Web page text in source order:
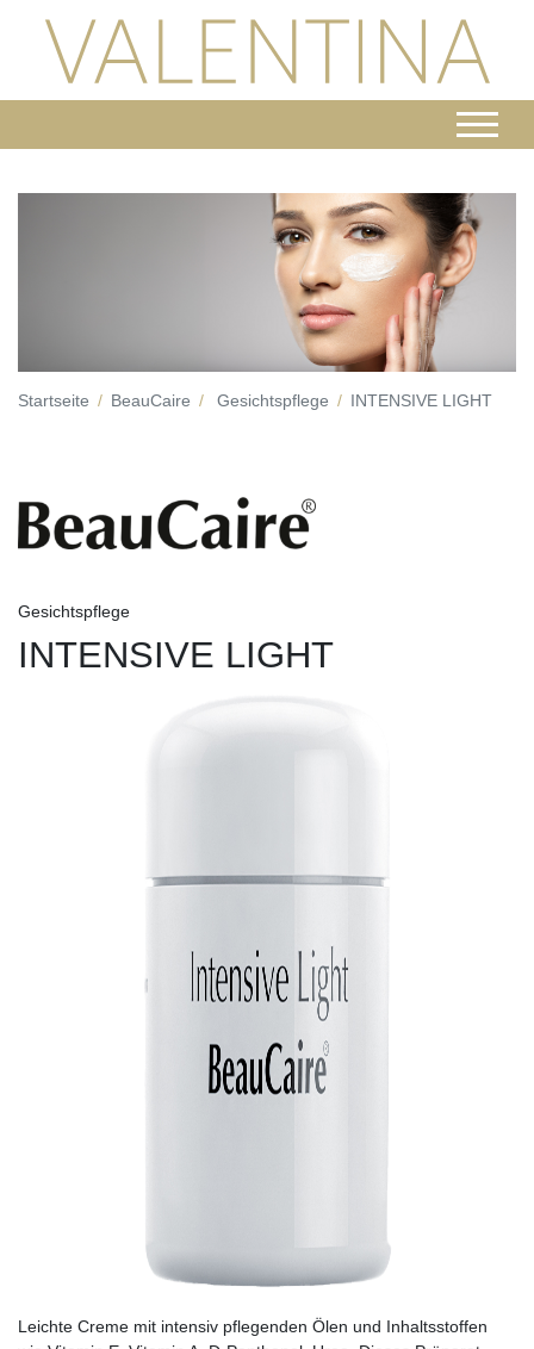
Startseite BeauCaire Gesichtspflege INTENSIVE LIGHT
Gesichtspflege
INTENSIVE LIGHT
Leichte Creme mit intensiv pflegenden Ölen und Inhaltsstoffen